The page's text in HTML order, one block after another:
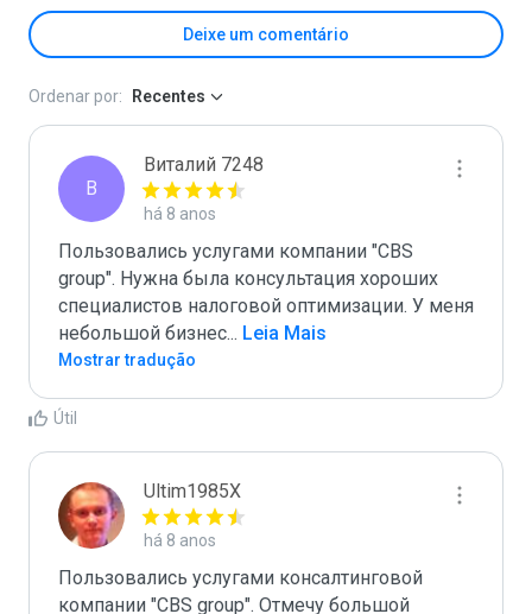
Deixe um comentário
Ordenar por: Recentes
В
Виталий 7248
há 8 anos
Пользовались услугами компании "CBS
group". Нужна была консультация хороших
специалистов налоговой оптимизации. У меня
небольшой бизнес... Leia Mais
Mostrar tradução
Útil
Ultim1985X
há 8 anos
Пользовались услугами консалтинговой
компании "CBS group". Отмечу большой